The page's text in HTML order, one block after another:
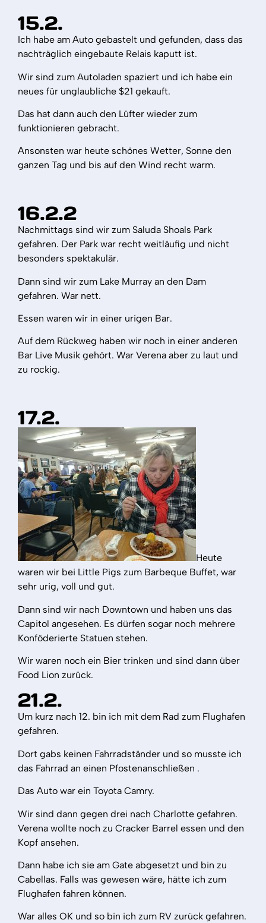
15.2.
Ich habe am Auto gebastelt und gefunden, dass das
nachträglich eingebaute Relais kaputt ist.
Wir sind zum Autoladen spaziert und ich habe ein
neues für unglaubliche $21 gekauft.
Das hat dann auch den Lüfter wieder zum
funktionieren gebracht.
Ansonsten war heute schönes Wetter, Sonne den
ganzen Tag und bis auf den Wind recht warm.
16.2.2
Nachmittags sind wir zum Saluda Shoals Park
gefahren. Der Park war recht weitläufig und nicht
besonders spektakulär.
Dann sind wir zum Lake Murray an den Dam
gefahren. War nett.
Essen waren wir in einer urigen Bar.
Auf dem Rückweg haben wir noch in einer anderen
Bar Live Musik gehört. War Verena aber zu laut und
zu rockig.
17.2.
Heute
waren wir bei Little Pigs zum Barbeque Buffet, war
sehr urig, voll und gut.
Dann sind wir nach Downtown und haben uns das
Capitol angesehen. Es dürfen sogar noch mehrere
Konföderierte Statuen stehen.
Wir waren noch ein Bier trinken und sind dann über
Food Lion zurück.
21.2.
Um kurz nach 12. bin ich mit dem Rad zum Flughafen
gefahren.
Dort gabs keinen Fahrradständer und so musste ich
das Fahrrad an einen Pfostenanschließen .
Das Auto war ein Toyota Camry.
Wir sind dann gegen drei nach Charlotte gefahren.
Verena wollte noch zu Cracker Barrel essen und den
Kopf ansehen.
Dann habe ich sie am Gate abgesetzt und bin zu
Cabellas. Falls was gewesen wäre, hätte ich zum
Flughafen fahren können.
War alles OK und so bin ich zum RV zurück gefahren.